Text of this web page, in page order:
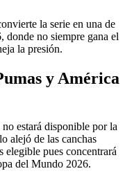
la serie en una de
no siempre gana el
la presión.
y América
no estará disponible por la
alejó de las canchas
elegible pues concentrará
del Mundo 2026.